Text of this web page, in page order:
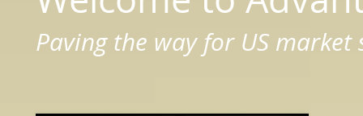
Paving the way for US market